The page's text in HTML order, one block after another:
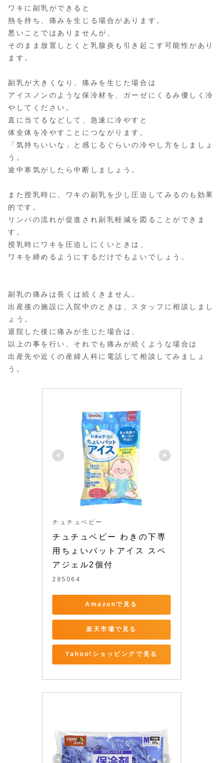
ワキに副乳ができると
熱を持ち、痛みを生じる場合があります。
悪いことではありませんが、
そのまま放置しとくと乳腺炎も引き起こす可能性があり
ます。
副乳が大きくなり、痛みを生じた場合は
アイスノンのような保冷材を、ガーゼにくるみ優しく冷
やしてください。
直に当てるなどして、急速に冷やすと
体全体を冷やすことにつながります。
「気持ちいいな」と感じるぐらいの冷やし方をしましょ
う。
途中寒気がしたら中断しましょう。
また授乳時に、ワキの副乳を少し圧迫してみるのも効果
的です。
リンパの流れが促進され副乳軽減を図ることができま
す。
授乳時にワキを圧迫しにくいときは、
ワキを締めるようにするだけでもよいでしょう。
副乳の痛みは長くは続くきません。
出産後の施設に入院中のときは、スタッフに相談しまし
ょう。
退院した後に痛みが生じた場合は、
以上の事を行い、それでも痛みが続くような場合は
出産先や近くの産婦人科に電話して相談してみましょ
う。
チュチュベビー
チュチュベビー わきの下専
用ちょいパットアイス スペ
アジェル2個付
285064
Amazonで見る
楽天市場で見る
Yahoo!ショッピングで見る